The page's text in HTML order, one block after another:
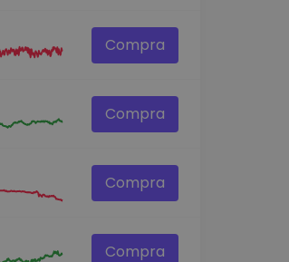
Compra
Compra
Compra
Compra